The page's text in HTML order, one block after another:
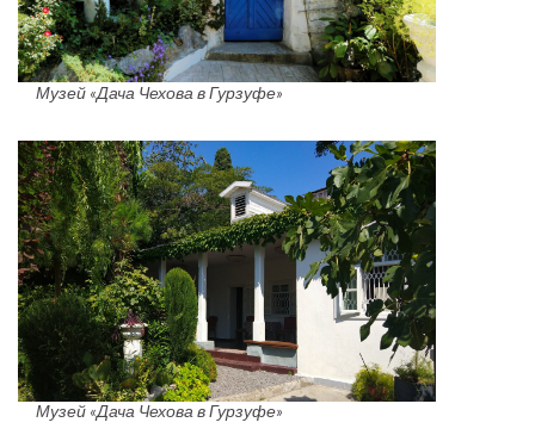
Музей «Дача Чехова в Гурзуфе»
Музей «Дача Чехова в Гурзуфе»